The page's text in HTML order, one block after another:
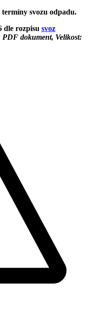
svozu odpadu.
dle rozpisu svoz
PDF dokument, Velikost: